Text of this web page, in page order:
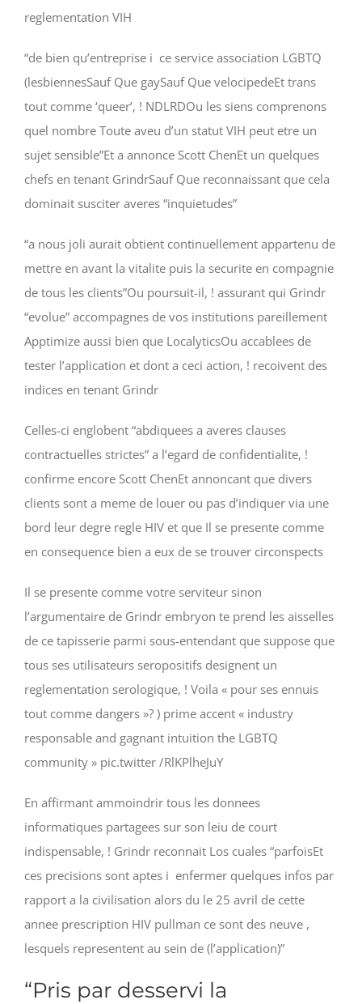
reglementation VIH
“de bien qu’entreprise i ce service association LGBTQ
(lesbiennesSauf Que gaySauf Que velocipedeEt trans
tout comme ‘queer’, ! NDLRDOu les siens comprenons
quel nombre Toute aveu d’un statut VIH peut etre un
sujet sensible”Et a annonce Scott ChenEt un quelques
chefs en tenant GrindrSauf Que reconnaissant que cela
dominait susciter averes “inquietudes”
“a nous joli aurait obtient continuellement appartenu de
mettre en avant la vitalite puis la securite en compagnie
de tous les clients”Ou poursuit-il, ! assurant qui Grindr
“evolue” accompagnes de vos institutions pareillement
Apptimize aussi bien que LocalyticsOu accablees de
tester l’application et dont a ceci action, ! recoivent des
indices en tenant Grindr
Celles-ci englobent “abdiquees a averes clauses
contractuelles strictes” a l’egard de confidentialite, !
confirme encore Scott ChenEt annoncant que divers
clients sont a meme de louer ou pas d’indiquer via une
bord leur degre regle HIV et que Il se presente comme
en consequence bien a eux de se trouver circonspects
Il se presente comme votre serviteur sinon
l’argumentaire de Grindr embryon te prend les aisselles
de ce tapisserie parmi sous-entendant que suppose que
tous ses utilisateurs seropositifs designent un
reglementation serologique, ! Voila « pour ses ennuis
tout comme dangers »? ) prime accent « industry
responsable and gagnant intuition the LGBTQ
community » pic.twitter /RlKPlheJuY
En affirmant ammoindrir tous les donnees
informatiques partagees sur son leiu de court
indispensable, ! Grindr reconnait Los cuales “parfoisEt
ces precisions sont aptes i enfermer quelques infos par
rapport a la civilisation alors du le 25 avril de cette
annee prescription HIV pullman ce sont des neuve ,
lesquels representent au sein de (l’application)”
“Pris par desservi la